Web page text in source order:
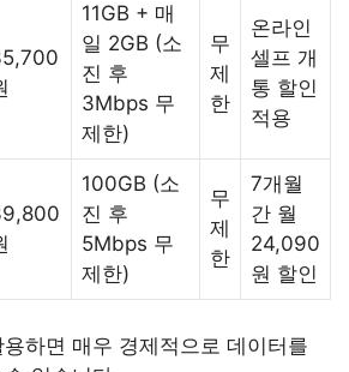
11GB + 매
일 2GB (소
진 후
3Mbps 무
제한)
무
제
한
온라인
셀프 개
통 할인
적용
100GB (소
진 후
5Mbps 무
제한)
무
제
한
7개월
간 월
24,090
원 할인
하면 매우 경제적으로 데이터를